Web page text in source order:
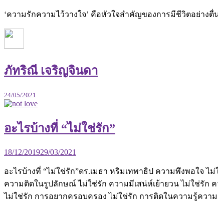
‘ความรักความไว้วางใจ’ คือหัวใจสำคัญของการมีชีวิตอย่างตื่
ภัทริณี เจริญจินดา
24/05/2021
อะไรบ้างที่ “ไม่ใช่รัก”
18/12/201929/03/2021
อะไรบ้างที่ “ไม่ใช่รัก”ดร.เมธา หริมเทพาธิป ความพึงพอใจ
ความติดในรูปลักษณ์ ไม่ใช่รัก ความมีเสน่ห์เย้ายวน ไม่ใช่รัก
ไม่ใช่รัก การอยากครอบครอง ไม่ใช่รัก การติดในความรู้คว